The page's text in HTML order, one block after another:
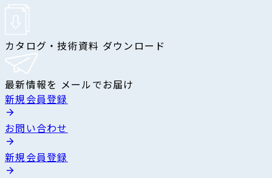
カタログ・技術資料 ダウンロード
最新情報を メールでお届け
新規会員登録
お問い合わせ
新規会員登録